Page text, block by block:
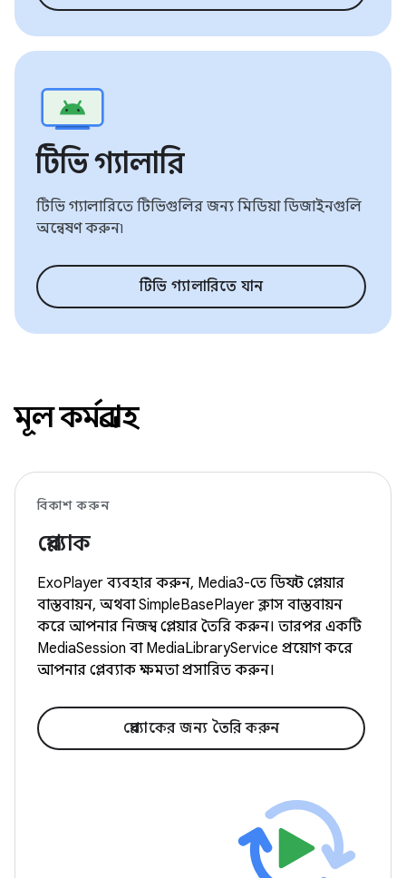
টিভি গ্যালারি
টিভি গ্যালারিতে টিভিগুলির জন্য মিডিয়া ডিজাইনগুলি
অন্বেষণ করুন৷
টিভি গ্যালারিতে যান
মূল কর্মপ্রবাহ
বিকাশ করুন
প্লেব্যাক
ExoPlayer ব্যবহার করুন, Media3-তে ডিফল্ট প্লেয়ার
বাস্তবায়ন, অথবা SimpleBasePlayer ক্লাস বাস্তবায়ন
করে আপনার নিজস্ব প্লেয়ার তৈরি করুন। তারপর একটি
MediaSession বা MediaLibraryService প্রয়োগ করে
আপনার প্লেব্যাক ক্ষমতা প্রসারিত করুন।
প্লেব্যাকের জন্য তৈরি করুন